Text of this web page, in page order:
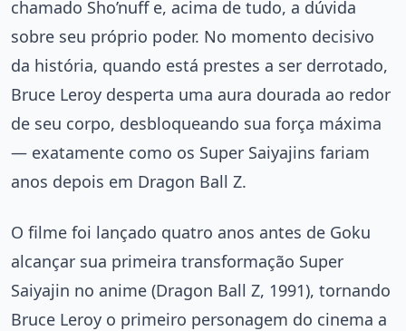
chamado Sho’nuff e, acima de tudo, a dúvida
sobre seu próprio poder. No momento decisivo
da história, quando está prestes a ser derrotado,
Bruce Leroy desperta uma aura dourada ao redor
de seu corpo, desbloqueando sua força máxima
— exatamente como os Super Saiyajins fariam
anos depois em Dragon Ball Z.
O filme foi lançado quatro anos antes de Goku
alcançar sua primeira transformação Super
Saiyajin no anime (Dragon Ball Z, 1991), tornando
Bruce Leroy o primeiro personagem do cinema a